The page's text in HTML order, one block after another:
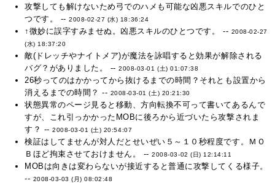
攻撃しても解けないため弓でのハメも可能な凶悪スキルでのひと
つです。 --2008-02-27 (水) 18:36:24
↑微妙に誤字すみませぬ。凶悪スキルのひとつです。 -- 2008-02-27
(水) 18:37:20
敵(ドレッチやナイトメア)が魔法を詠唱すると効果が解除される
バグ？がありました。 --2008-03-01 (土) 01:07:38
26秒ってのはかかってから抜けるまでの時間？それとも設置から
消えるまでの時間？ -- 2008-03-01 (土) 20:21:30
状態異常のページ見ると移動、方向転換不可って書いてあるんで
すが、これ引っかかったMOBに後ろから近づいたら攻撃されま
す？ --2008-03-01 (土) 20:54:07
検証はしてませんが対人だとせいぜい５～１０秒程度です。ＭＯ
Ｂほど拘束させておけません。 --2008-03-02 (日) 12:14:11
MOBは向きは変わらないが接近すると普通に攻撃してくる様子。
-- 2008-03-03 (月) 08:02:48